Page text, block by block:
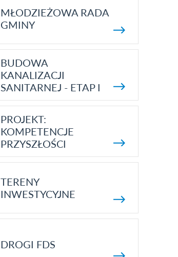
MŁODZIEŻOWA RADA
GMINY
BUDOWA
KANALIZACJI
SANITARNEJ - ETAP I
PROJEKT:
KOMPETENCJE
PRZYSZŁOŚCI
TERENY
INWESTYCYJNE
DROGI FDS